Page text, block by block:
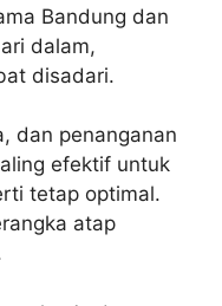
Bandung dan
dalam,
disadari.
dan penanganan
efektif untuk
tetap optimal.
atap